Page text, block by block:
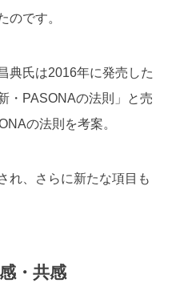
のです。
典氏は2016年に発売した
PASONAの法則」と売
の法則を考案。
れ、さらに新たな項目も
・共感